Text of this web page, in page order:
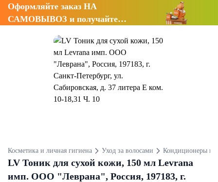
Оформляйте заказ НА
САМОВЫВОЗ и получайте
Косметика и личная гигиена Уход за волосами Кондиционеры и
LV Тоник для сухой кожи, 150 мл Levrana
имп. ООО "Леврана", Россия, 197183, г.